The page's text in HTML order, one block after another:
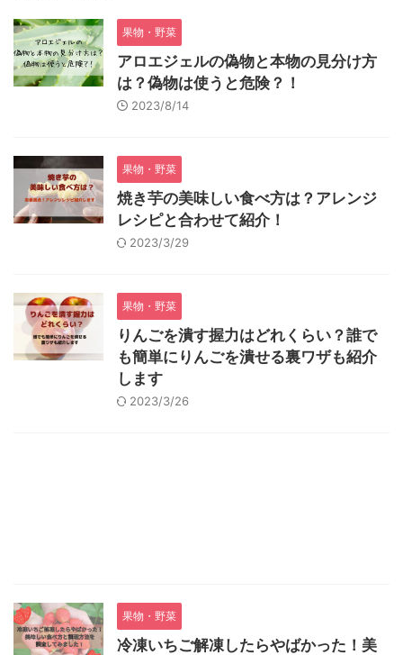
果物・野菜
アロエジェルの偽物と本物の見分け方
は？偽物は使うと危険？！
2023/8/14
果物・野菜
焼き芋の美味しい食べ方は？アレンジ
レシピと合わせて紹介！
2023/3/29
果物・野菜
りんごを潰す握力はどれくらい？誰で
も簡単にりんごを潰せる裏ワザも紹介
します
2023/3/26
果物・野菜
冷凍いちご解凍したらやばかった！美